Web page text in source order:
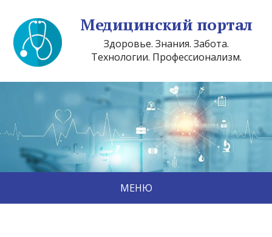
Медицинский портал
Здоровье. Знания. Забота.
Технологии. Профессионализм.
МЕНЮ